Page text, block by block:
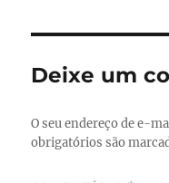
Deixe um
O seu endereço de e-
obrigatórios são